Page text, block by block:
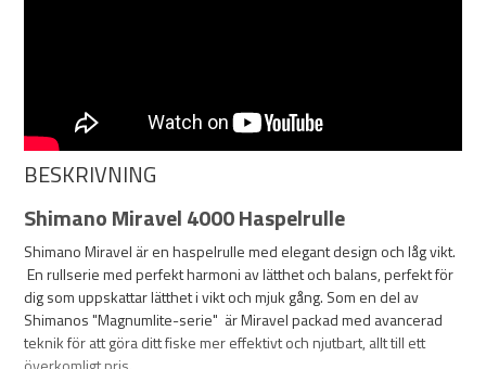
BESKRIVNING
Shimano Miravel 4000 Haspelrulle
Shimano Miravel är en haspelrulle med elegant design och låg vikt.
En rullserie med perfekt harmoni av lätthet och balans, perfekt för
dig som uppskattar lätthet i vikt och mjuk gång. Som en del av
Shimanos "Magnumlite-serie" är Miravel packad med avancerad
teknik för att göra ditt fiske mer effektivt och njutbart, allt till ett